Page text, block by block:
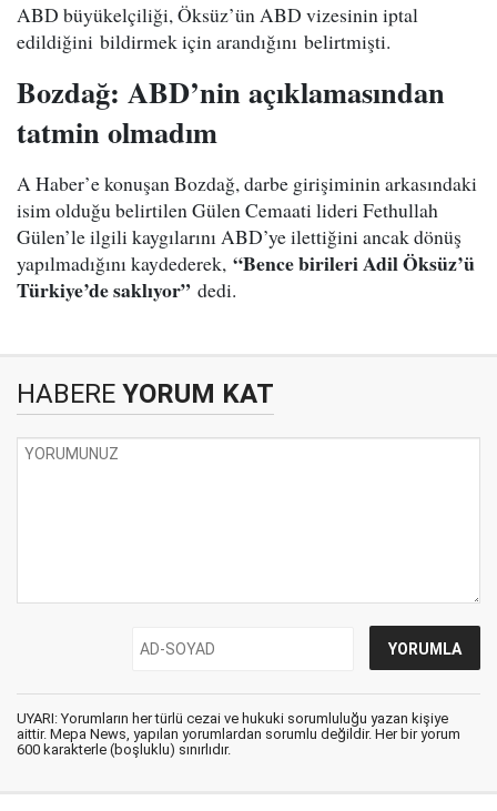
ABD büyükelçiliği, Öksüz’ün ABD vizesinin iptal
edildiğini bildirmek için arandığını belirtmişti.
Bozdağ: ABD’nin açıklamasından
tatmin olmadım
A Haber’e konuşan Bozdağ, darbe girişiminin arkasındaki
isim olduğu belirtilen Gülen Cemaati lideri Fethullah
Gülen’le ilgili kaygılarını ABD’ye ilettiğini ancak dönüş
yapılmadığını kaydederek, “Bence birileri Adil Öksüz’ü
Türkiye’de saklıyor” dedi.
HABERE YORUM KAT
UYARI: Yorumların her türlü cezai ve hukuki sorumluluğu yazan kişiye
aittir. Mepa News, yapılan yorumlardan sorumlu değildir. Her bir yorum
600 karakterle (boşluklu) sınırlıdır.